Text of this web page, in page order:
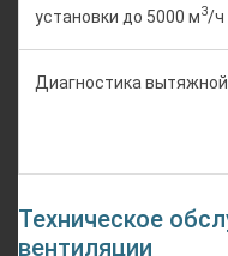
установки до 5000 м3/ч
Диагностика
Техническое
вентиляции